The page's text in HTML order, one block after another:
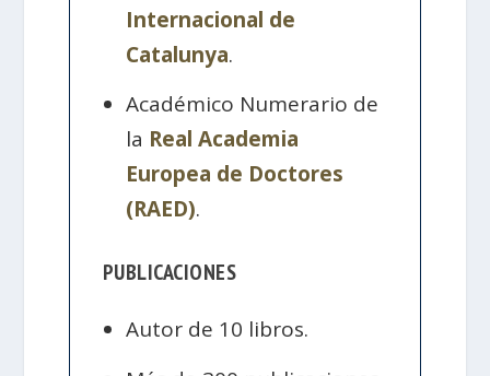
Internacional de
Catalunya.
Académico Numerario de
la Real Academia
Europea de Doctores
(RAED).
PUBLICACIONES
Autor de 10 libros.